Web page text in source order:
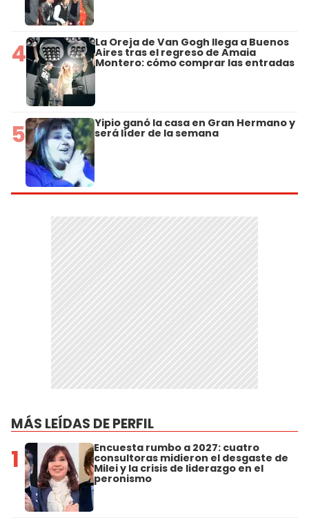
4 La Oreja de Van Gogh llega a Buenos
Aires tras el regreso de Amaia
Montero: cómo comprar las entradas
5 Yipio ganó la casa en Gran Hermano y
será líder de la semana
MÁS LEÍDAS DE PERFIL
1 Encuesta rumbo a 2027: cuatro
consultoras midieron el desgaste de
Milei y la crisis de liderazgo en el
peronismo